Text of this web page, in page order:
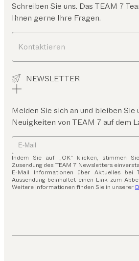
Schreiben Sie uns. Das TEAM 7
Ihnen gerne Ihre Fragen.
Kontaktieren
NEWSLETTER
Melden Sie sich an und bleiben Sie
Neuigkeiten von TEAM 7 auf dem
Indem Sie auf „OK“ klicken, stimmen
Zusendung des TEAM 7 Newsletters
E-Mail Informationen über Aktuelles bei
Aussendung beinhaltet einen Link zum
Weitere Informationen finden Sie in unserer